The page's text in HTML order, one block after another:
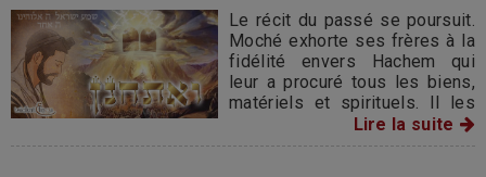
Le récit du passé se poursuit.
Moché exhorte ses frères à la
fidélité envers Hachem qui
leur a procuré tous les biens,
matériels et spirituels. Il les
invite à prendre garde aux
dangers qui les guetteront tout
Lire la suite